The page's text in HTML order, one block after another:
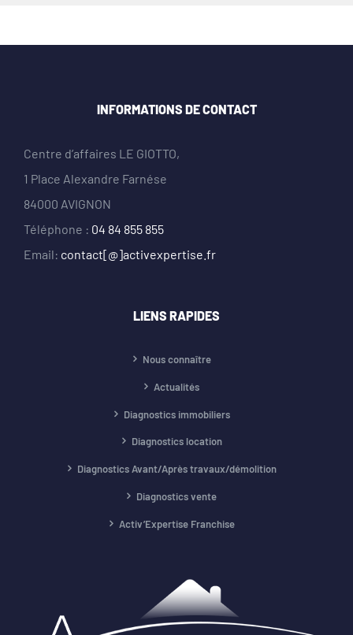
INFORMATIONS DE CONTACT
Centre d’affaires LE GIOTTO,
1 Place Alexandre Farnése
84000 AVIGNON
Téléphone : 04 84 855 855
Email: contact[@]activexpertise.fr
LIENS RAPIDES
Nous connaître
Actualités
Diagnostics immobiliers
Diagnostics location
Diagnostics Avant/Après travaux/démolition
Diagnostics vente
Activ’Expertise Franchise